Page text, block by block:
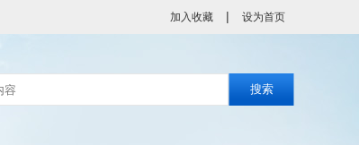
加入收藏 | 设为首页